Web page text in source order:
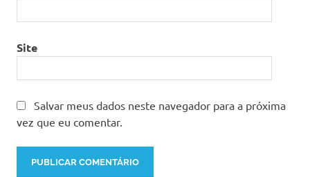
Site
Salvar meus dados neste navegador para a próxima
vez que eu comentar.